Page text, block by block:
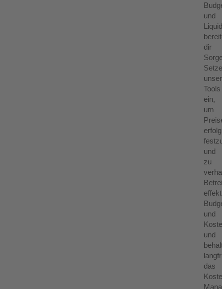
und
dir
Tools
ein,
um
und
zu
und
und
das